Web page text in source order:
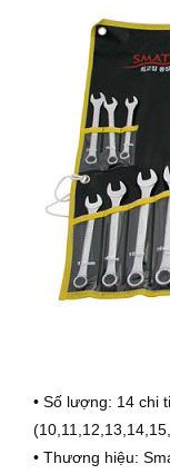
• Số lượng: 14 chi
• Thương hiệu: